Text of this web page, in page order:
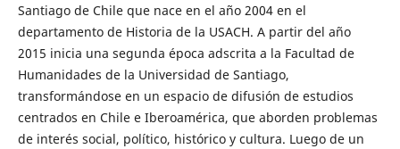
Santiago de Chile que nace en el año 2004 en el
departamento de Historia de la USACH. A partir del año
2015 inicia una segunda época adscrita a la Facultad de
Humanidades de la Universidad de Santiago,
transformándose en un espacio de difusión de estudios
centrados en Chile e Iberoamérica, que aborden problemas
de interés social, político, histórico y cultura. Luego de un